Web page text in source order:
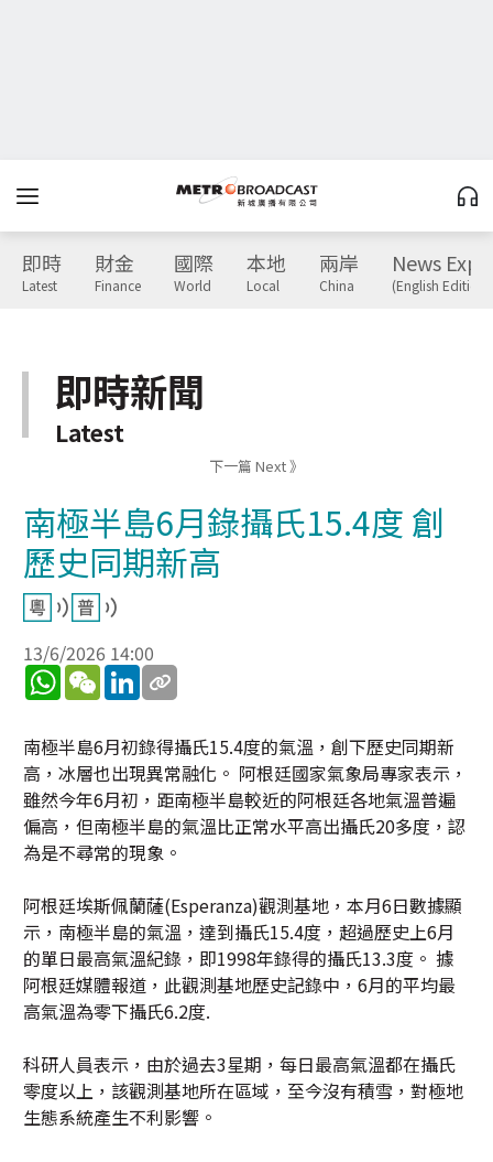
即時
Latest
財金
Finance
國際
World
本地
Local
兩岸
China
News
(English Edition)
即時新聞
Latest
下一篇 Next 》
南極半島6月錄攝氏15.4度 創
歷史同期新高
13/6/2026 14:00
WhatsApp
WeChatLinkedIn
南極半島6月初錄得攝氏15.4度的氣溫，創下歷史同期新
高，冰層也出現異常融化。 阿根廷國家氣象局專家表示，
雖然今年6月初，距南極半島較近的阿根廷各地氣溫普遍
偏高，但南極半島的氣溫比正常水平高出攝氏20多度，認
為是不尋常的現象。
阿根廷埃斯佩蘭薩(Esperanza)觀測基地，本月6日數據顯
示，南極半島的氣溫，達到攝氏15.4度，超過歷史上6月
的單日最高氣溫紀錄，即1998年錄得的攝氏13.3度。 據
阿根廷媒體報道，此觀測基地歷史記錄中，6月的平均最
高氣溫為零下攝氏6.2度.
科研人員表示，由於過去3星期，每日最高氣溫都在攝氏
零度以上，該觀測基地所在區域，至今沒有積雪，對極地
生態系統產生不利影響。